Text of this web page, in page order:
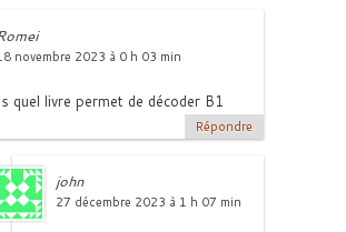
novembre 2023 à 0 h 03 min
quel livre permet de décoder B1
Répondre
john
27 décembre 2023 à 1 h 07 min